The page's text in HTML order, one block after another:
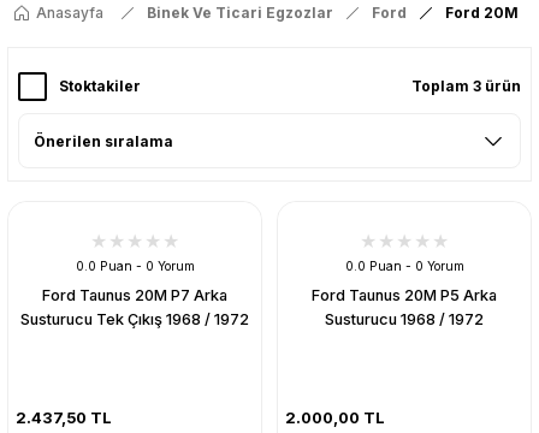
Anasayfa Binek Ve Ticari Egzozlar Ford Ford 20M
Stoktakiler Toplam 3 ürün
0.0 Puan - 0 Yorum
Ford Taunus 20M P7 Arka
Susturucu Tek Çıkış 1968 / 1972
2.437,50 TL
0.0 Puan - 0 Yorum
Ford Taunus 20M P5 Arka
Susturucu 1968 / 1972
2.000,00 TL